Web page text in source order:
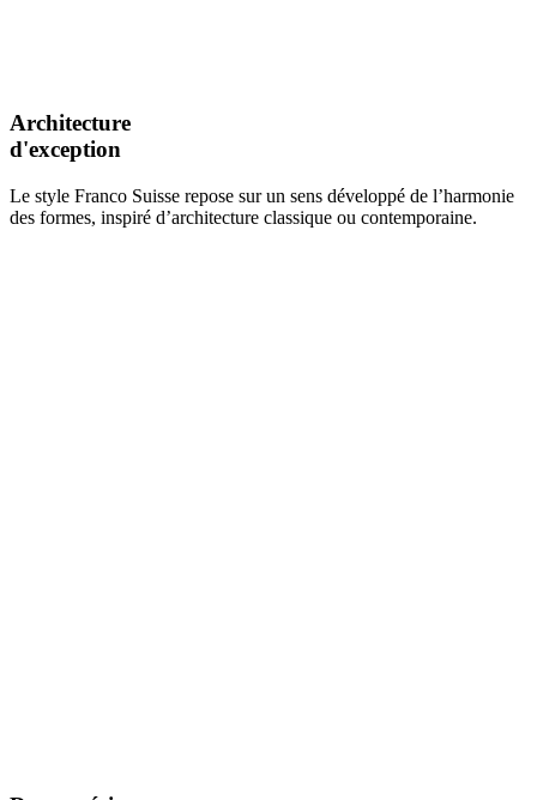
Architecture
d'exception
Le style Franco Suisse repose sur un sens développé de l’harmonie
des formes, inspiré d’architecture classique ou contemporaine.